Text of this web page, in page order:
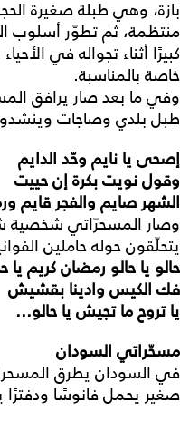
بازة، وهي طبلة صغيرة
منتظمة، ثم تطوّر أسلوب
كبيرًا أثناء تجواله في
خاصة بالمناسبة.
وفي ما بعد صار يرافق
طبل بلدي وصاجات
إصحى يا نايم وحّد الدايم
وقول نويت بكرة إن حييت
الشهر صايم والفجر قايم
وصار المسحرّاتي شخصية
يتحلّقون حوله حاملين
حالو يا حالو رمضان كريم يا
فك الكيس وادينا بقشيش
يا تروح ما تجيش يا حالو...
مسحّراتي السودان
في السودان يطرق
صغير يحمل فانوسًا ودفترًا